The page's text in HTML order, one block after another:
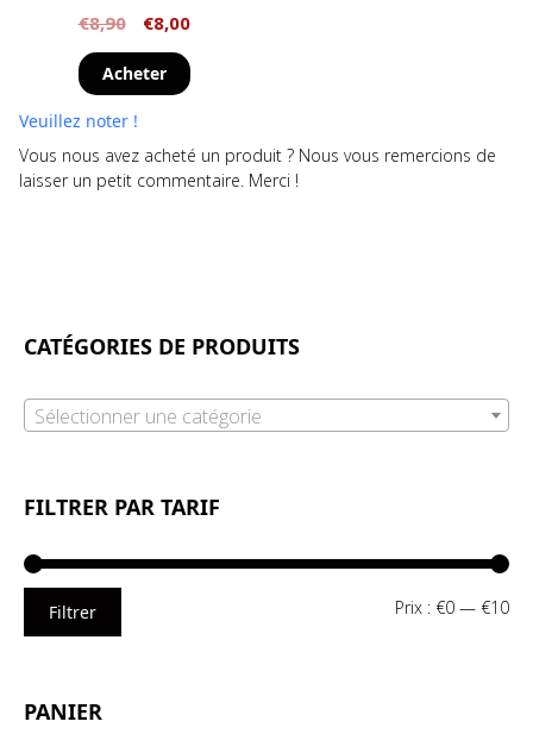
€8,90 €8,00
Acheter
Veuillez noter !
Vous nous avez acheté un produit ? Nous vous remercions de
laisser un petit commentaire. Merci !
CATÉGORIES DE PRODUITS
Sélectionner une catégorie
FILTRER PAR TARIF
Filtrer Prix : €0 — €10
PANIER